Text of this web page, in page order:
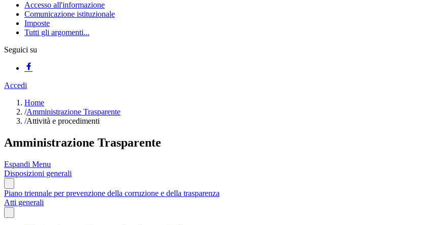
Accesso all'informazione
Comunicazione istituzionale
Imposte
Tutti gli argomenti...
Seguici su
Accedi
Home
/Amministrazione Trasparente
/Attività e procedimenti
Amministrazione Trasparente
Espandi Menu
Disposizioni generali
Piano triennale per prevenzione della corruzione e della trasparenza
Atti generali